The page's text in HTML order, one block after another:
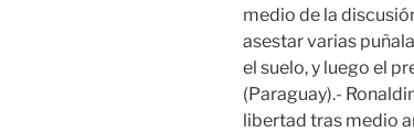
medio de la
asestar varias
el suelo, y luego el
(Paraguay).-
libertad tras medio